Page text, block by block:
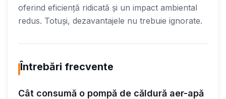
oferind eficiență ridicată și un impact ambiental
redus. Totuși, dezavantajele nu trebuie ignorate.
Întrebări frecvente
Cât consumă o pompă de căldură aer-apă